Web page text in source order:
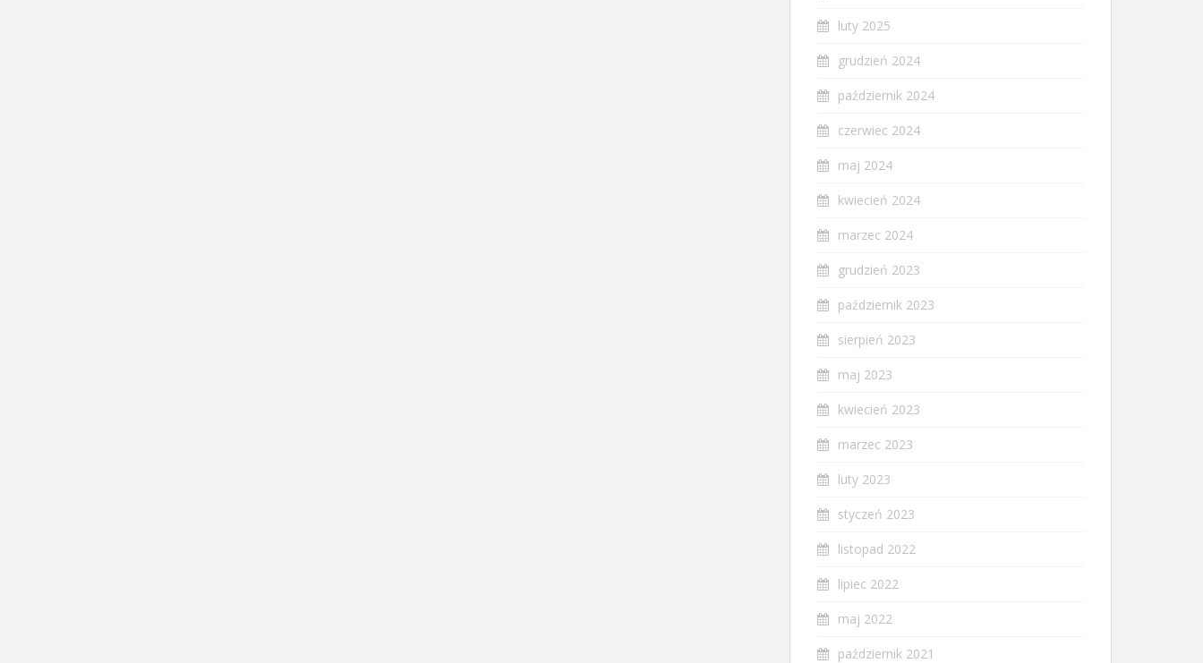
luty 2025
grudzień 2024
październik 2024
czerwiec 2024
maj 2024
kwiecień 2024
marzec 2024
grudzień 2023
październik 2023
sierpień 2023
maj 2023
kwiecień 2023
marzec 2023
luty 2023
styczeń 2023
listopad 2022
lipiec 2022
maj 2022
październik 2021